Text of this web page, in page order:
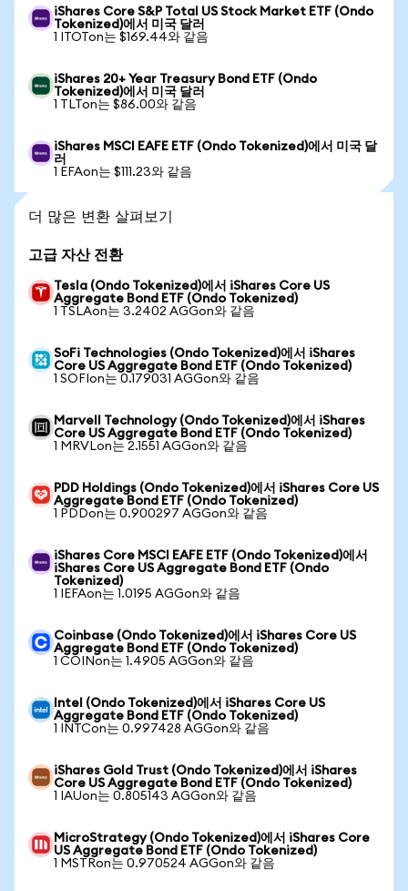
iShares Core S&P Total US Stock Market ETF (Ondo
Tokenized)에서 미국 달러
1 ITOTon는 $169.44와 같음
iShares 20+ Year Treasury Bond ETF (Ondo
Tokenized)에서 미국 달러
1 TLTon는 $86.00와 같음
iShares MSCI EAFE ETF (Ondo Tokenized)에서 미국 달
러
1 EFAon는 $111.23와 같음
더 많은 변환 살펴보기
고급 자산 전환
Tesla (Ondo Tokenized)에서 iShares Core US
Aggregate Bond ETF (Ondo Tokenized)
1 TSLAon는 3.2402 AGGon와 같음
SoFi Technologies (Ondo Tokenized)에서 iShares
Core US Aggregate Bond ETF (Ondo Tokenized)
1 SOFIon는 0.179031 AGGon와 같음
Marvell Technology (Ondo Tokenized)에서 iShares
Core US Aggregate Bond ETF (Ondo Tokenized)
1 MRVLon는 2.1551 AGGon와 같음
PDD Holdings (Ondo Tokenized)에서 iShares Core US
Aggregate Bond ETF (Ondo Tokenized)
1 PDDon는 0.900297 AGGon와 같음
iShares Core MSCI EAFE ETF (Ondo Tokenized)에서
iShares Core US Aggregate Bond ETF (Ondo
Tokenized)
1 IEFAon는 1.0195 AGGon와 같음
Coinbase (Ondo Tokenized)에서 iShares Core US
Aggregate Bond ETF (Ondo Tokenized)
1 COINon는 1.4905 AGGon와 같음
Intel (Ondo Tokenized)에서 iShares Core US
Aggregate Bond ETF (Ondo Tokenized)
1 INTCon는 0.997428 AGGon와 같음
iShares Gold Trust (Ondo Tokenized)에서 iShares
Core US Aggregate Bond ETF (Ondo Tokenized)
1 IAUon는 0.805143 AGGon와 같음
MicroStrategy (Ondo Tokenized)에서 iShares Core
US Aggregate Bond ETF (Ondo Tokenized)
1 MSTRon는 0.970524 AGGon와 같음